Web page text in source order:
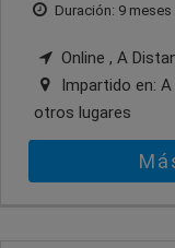
Duración: 9 meses
Online , A
Impartido en: A
otros lugares